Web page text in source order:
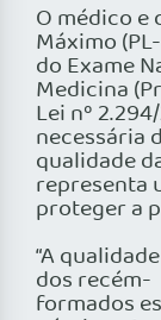
O médico e
Máximo
do Exame
Medicina
Lei nº
necessária
qualidade
representa
proteger a
“A qualidade
dos recém-
formados